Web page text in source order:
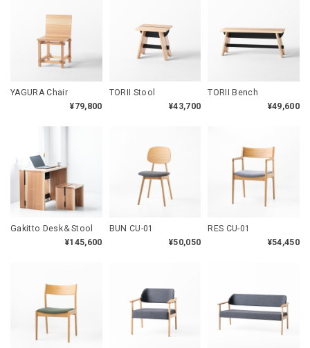
YAGURA Chair
¥79,800
TORII Stool
¥43,700
TORII Bench
¥49,600
Gakitto Desk＆Stool
¥145,600
BUN CU-01
¥50,050
RES CU-01
¥54,450